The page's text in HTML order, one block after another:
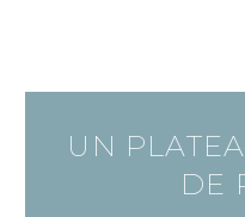
UN
DE